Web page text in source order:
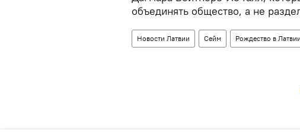
объединять общество, а не
Новости Латвии Сейм Рождество в Латвии